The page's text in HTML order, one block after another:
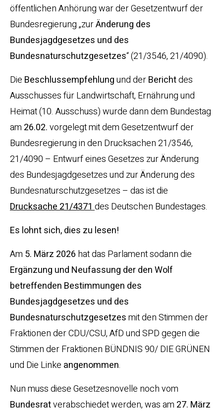
öffentlichen Anhörung war der Gesetzentwurf der
Bundesregierung „zurÄnderung des
Bundesjagdgesetzes und des
Bundesnaturschutzgesetzes“ (21/3546, 21/4090).
Die Beschlussempfehlungund derBerichtdes
Ausschusses für Landwirtschaft, Ernährung und
Heimat (10. Ausschuss) wurde dann dem Bundestag
am 26.02.vorgelegt mit dem Gesetzentwurf der
Bundesregierung in den Drucksachen 21/3546,
21/4090 – Entwurf eines Gesetzes zur Änderung
des Bundesjagdgesetzes und zur Änderung des
Bundesnaturschutzgesetzes – das ist die
Drucksache21/4371des Deutschen Bundestages.
Es lohnt sich, dies zu lesen!
Am 5. März 2026 hat das Parlament sodann die
Ergänzung und Neufassung der den Wolf
betreffenden Bestimmungen des
Bundesjagdgesetzes und des
Bundesnaturschutzgesetzesmit den Stimmen der
Fraktionen der CDU/CSU, AfD und SPD gegen die
Stimmen der Fraktionen BÜNDNIS 90/ DIE GRÜNEN
und Die Linke angenommen.
Nun muss diese Gesetzesnovelle noch vom
Bundesratverabschiedet werden, was am 27. März